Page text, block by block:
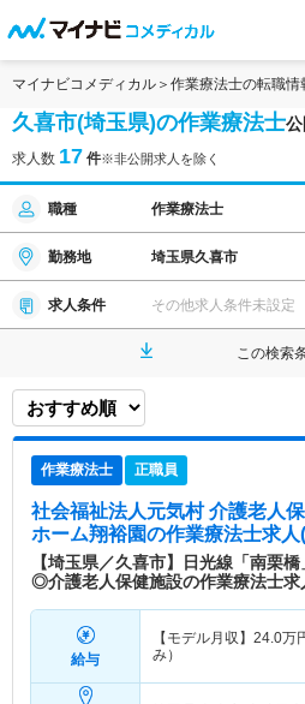
マイナビコメディカル 作業療法士の転職情
久喜市(埼玉県)の作業療法士
求人数 17 件※非公開求人を除く
職種 作業療法士
勤務地 埼玉県久喜市
求人条件 その他求人条件未設定
この検索
作業療法士 正職員
社会福祉法人元気村 介護老人
ホーム翔裕園の作業療法士求人
【埼玉県／久喜市】日光線「南栗
◎介護老人保健施設の作業療法士求
給与
【モデル月収】 24.0万
み）